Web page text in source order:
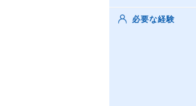
必要な経験